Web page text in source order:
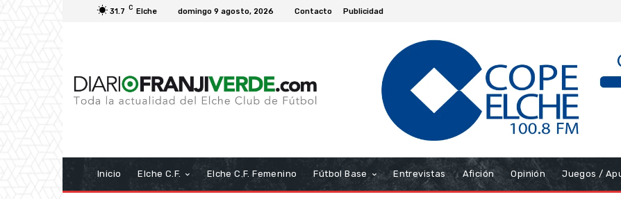
31.7 C Elche domingo 9 agosto, 2026 Contacto Publicidad
Inicio Elche C.F. Elche C.F. Femenino Fútbol Base Entrevistas Afición Opinión Juegos /